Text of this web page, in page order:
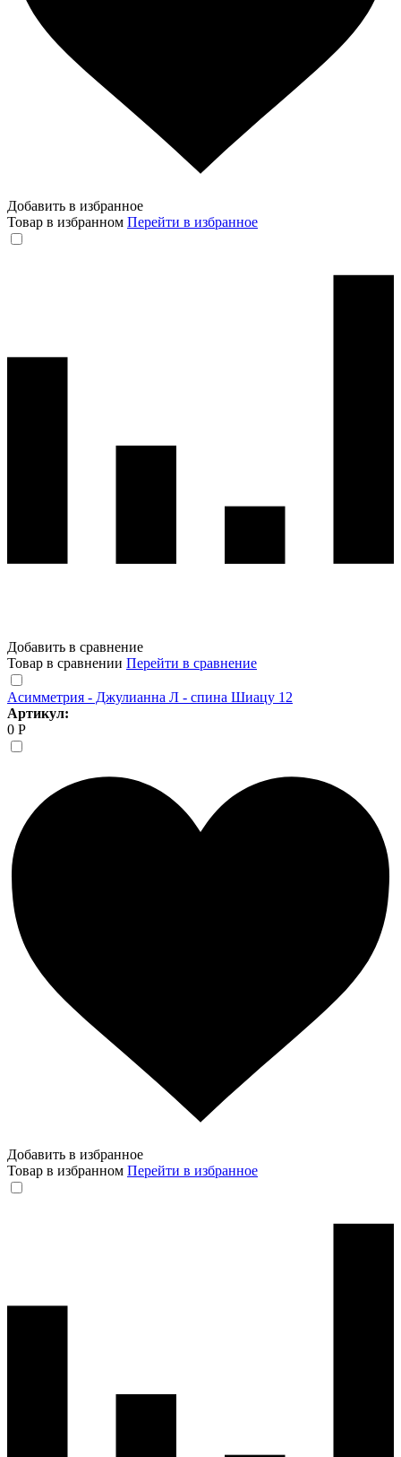
Добавить в избранное
Товар в избранном Перейти в избранное
Добавить в сравнение
Товар в сравнении Перейти в сравнение
Асимметрия - Джулианна Л - спина Шиацу 12
Артикул:
0 Р
Добавить в избранное
Товар в избранном Перейти в избранное